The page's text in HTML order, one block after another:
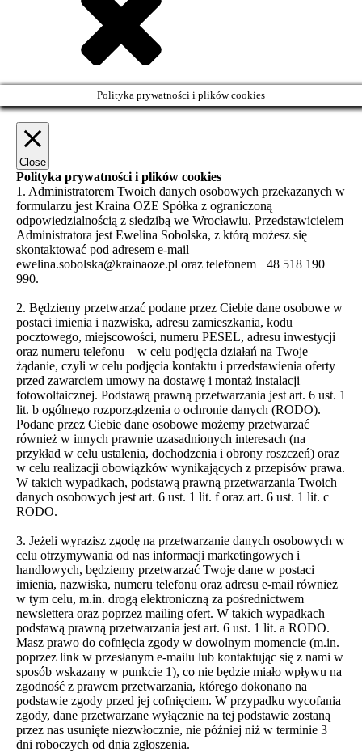
Polityka prywatności i plików cookies
Close
Polityka prywatności i plików cookies
1. Administratorem Twoich danych osobowych przekazanych w
formularzu jest Kraina OZE Spółka z ograniczoną
odpowiedzialnością z siedzibą we Wrocławiu. Przedstawicielem
Administratora jest Ewelina Sobolska, z którą możesz się
skontaktować pod adresem e-mail
ewelina.sobolska@krainaoze.pl oraz telefonem +48 518 190
990.
2. Będziemy przetwarzać podane przez Ciebie dane osobowe w
postaci imienia i nazwiska, adresu zamieszkania, kodu
pocztowego, miejscowości, numeru PESEL, adresu inwestycji
oraz numeru telefonu – w celu podjęcia działań na Twoje
żądanie, czyli w celu podjęcia kontaktu i przedstawienia oferty
przed zawarciem umowy na dostawę i montaż instalacji
fotowoltaicznej. Podstawą prawną przetwarzania jest art. 6 ust. 1
lit. b ogólnego rozporządzenia o ochronie danych (RODO).
Podane przez Ciebie dane osobowe możemy przetwarzać
również w innych prawnie uzasadnionych interesach (na
przykład w celu ustalenia, dochodzenia i obrony roszczeń) oraz
w celu realizacji obowiązków wynikających z przepisów prawa.
W takich wypadkach, podstawą prawną przetwarzania Twoich
danych osobowych jest art. 6 ust. 1 lit. f oraz art. 6 ust. 1 lit. c
RODO.
3. Jeżeli wyrazisz zgodę na przetwarzanie danych osobowych w
celu otrzymywania od nas informacji marketingowych i
handlowych, będziemy przetwarzać Twoje dane w postaci
imienia, nazwiska, numeru telefonu oraz adresu e-mail również
w tym celu, m.in. drogą elektroniczną za pośrednictwem
newslettera oraz poprzez mailing ofert. W takich wypadkach
podstawą prawną przetwarzania jest art. 6 ust. 1 lit. a RODO.
Masz prawo do cofnięcia zgody w dowolnym momencie (m.in.
poprzez link w przesłanym e-mailu lub kontaktując się z nami w
sposób wskazany w punkcie 1), co nie będzie miało wpływu na
zgodność z prawem przetwarzania, którego dokonano na
podstawie zgody przed jej cofnięciem. W przypadku wycofania
zgody, dane przetwarzane wyłącznie na tej podstawie zostaną
przez nas usunięte niezwłocznie, nie później niż w terminie 3
dni roboczych od dnia zgłoszenia.